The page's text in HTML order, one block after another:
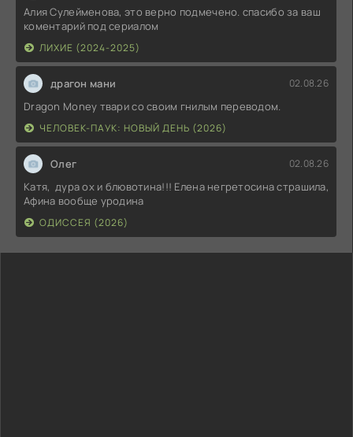
Алия Сулейменова, это верно подмечено. спасибо за ваш
коментарий под сериалом
ЛИХИЕ (2024-2025)
драгон мани 02.08.26
Dragon Money твари со своим гнилым переводом.
ЧЕЛОВЕК-ПАУК: НОВЫЙ ДЕНЬ (2026)
Олег 02.08.26
Катя, дура ох и блювотина!!! Елена негретосина страшила,
Афина вообще уродина
ОДИССЕЯ (2026)